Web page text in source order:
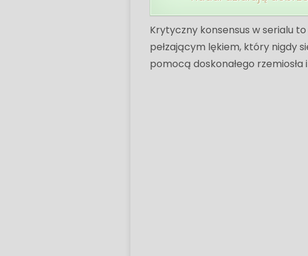
Krytyczny konsensus w serialu
pełzającym lękiem, który nigdy
pomocą doskonałego